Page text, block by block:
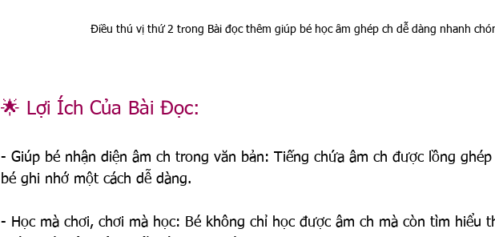
Điều thú vị thứ 2 trong Bài đọc thêm giúp bé học âm ghép ch dễ dàng nhanh
🌟 Lợi Ích Của Bài Đọc:
- Giúp bé nhận diện âm ch trong văn bản: Tiếng chứa âm ch được lồng
bé ghi nhớ một cách dễ dàng.
- Học mà chơi, chơi mà học: Bé không chỉ học được âm ch mà còn tìm hiểu